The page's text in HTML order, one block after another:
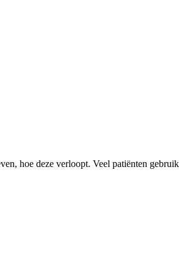
hoe deze verloopt. Veel patiënten